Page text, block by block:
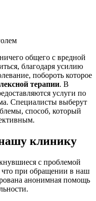
общего с вредной
благодаря усилию
побороть которое
терапии. В
услуги по
Специалисты выберут
способ, который
клинику
с проблемой
что при обращении в наш
анонимная помощь